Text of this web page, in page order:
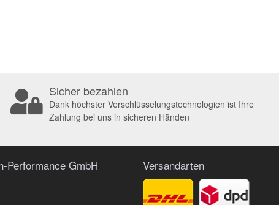
Sicher bezahlen
Dank höchster Verschlüsselungstechnologien ist Ihre
Zahlung bei uns in sicheren Händen
Performance GmbH Versandarten